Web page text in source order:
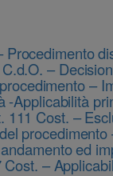
Procedimento
–
–
-Applicabilità
111 Cost. –
ed
Cost. –